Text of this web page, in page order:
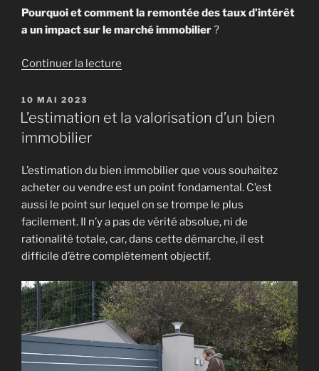
commandements
pour
dans
de
Pourquoi et comment la remontée des taux d’intérêt
a un impact sur le marché immobilier?
Continuer la lecture
:
et
marché
immobilier »
PUBLIÉ
LE
10 MAI 2023
L’estimation et la valorisation d’un bien
immobilier
L’estimation du bien immobilier que vous souhaitez
acheter ou vendre est un point fondamental. C’est
aussi le point sur lequel on se trompe le plus
facilement. Il n’y a pas de vérité absolue, ni de
rationalité totale, car, dans cette démarche, il est
difficile d’être complètement objectif.